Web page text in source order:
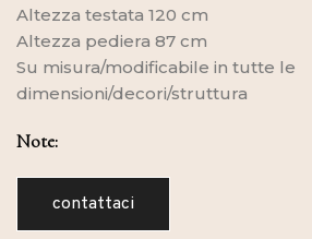
Altezza testata 120 cm
Altezza pediera 87 cm
Su misura/modificabile in tutte le
dimensioni/decori/struttura
Note:
contattaci